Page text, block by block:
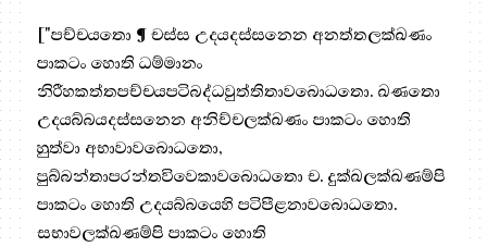
["පච්චයතො ¶ චස්ස උදයදස්සනෙන අනත්තලක්ඛණං
පාකටං හොති ධම්මානං
නිරීහකත්තපච්චයපටිබද්ධවුත්තිතාවබොධතො. ඛණතො
උදයබ්බයදස්සනෙන අනිච්චලක්ඛණං පාකටං හොති
හුත්වා අභාවාවබොධතො,
පුබ්බන්තාපරන්තවිවෙකාවබොධතො ච. දුක්ඛලක්ඛණම්පි
පාකටං හොති උදයබ්බයෙහි පටිපීළනාවබොධතො.
සභාවලක්ඛණම්පි පාකටං හොති